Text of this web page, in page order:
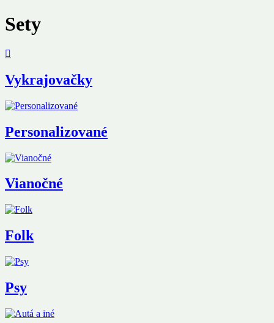
Sety
Vykrajovačky
Personalizované
Vianočné
Folk
Psy